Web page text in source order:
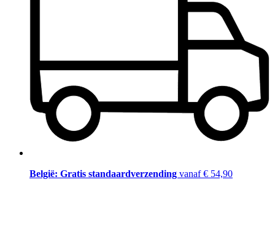
België: Gratis standaardverzending vanaf € 54,90